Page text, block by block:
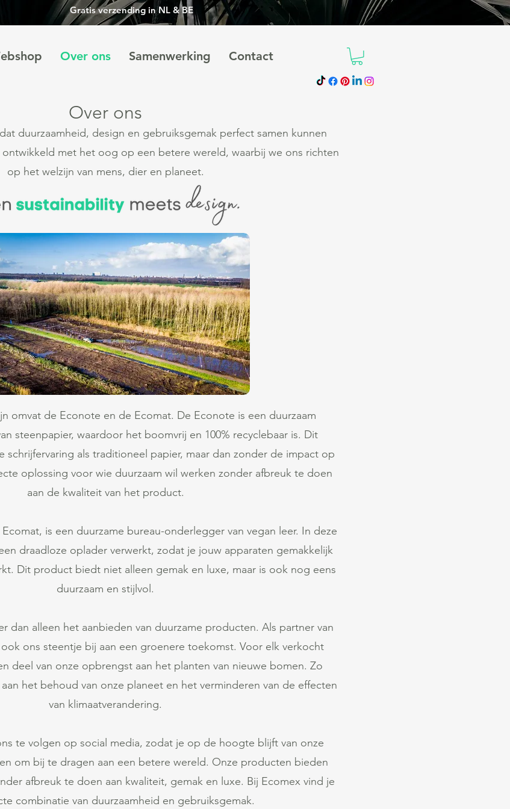
Gratis verzending in NL & BE
Over ons Samenwerking Contact
Over ons
duurzaamheid, design en gebruiksgemak perfect samen kunnen
met het oog op een betere wereld, waarbij we ons richten
op het welzijn van mens, dier en planeet.
omvat de Econote en de Ecomat. De Econote is een duurzaam
steenpapier, waardoor het boomvrij en 100% recyclebaar is. Dit
als traditioneel papier, maar dan zonder de impact op
oplossing voor wie duurzaam wil werken zonder afbreuk te doen
aan de kwaliteit van het product.
is een duurzame bureau-onderlegger van vegan leer. In deze
draadloze oplader verwerkt, zodat je jouw apparaten gemakkelijk
Dit product biedt niet alleen gemak en luxe, maar is ook nog eens
duurzaam en stijlvol.
dan alleen het aanbieden van duurzame producten. Als partner van
ons steentje bij aan een groenere toekomst. Voor elk verkocht
deel van onze opbrengst aan het planten van nieuwe bomen. Zo
het behoud van onze planeet en het verminderen van de effecten
van klimaatverandering.
te volgen op social media, zodat je op de hoogte blijft van onze
om bij te dragen aan een betere wereld. Onze producten bieden
afbreuk te doen aan kwaliteit, gemak en luxe. Bij Ecomex vind je
combinatie van duurzaamheid en gebruiksgemak.